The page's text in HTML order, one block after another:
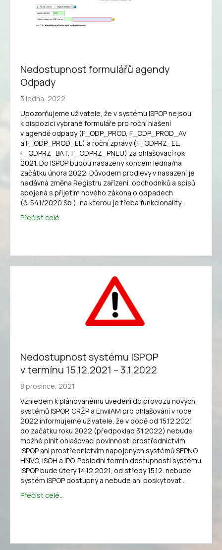
Nedostupnost formulářů agendy
Odpady
3 ledna, 2022
Upozorňujeme uživatele, že v systému ISPOP nejsou
k dispozici vybrané formuláře pro roční hlášení
v agendě odpady (F_ODP_PROD, F_ODP_PROD_AV
a F_ODP_PROD_EL) a roční zprávy (F_ODPRZ_EL,
F_ODPRZ_BAT, F_ODPRZ_PNEU) za ohlašovací rok
2021. Do ISPOP budou nasazeny koncem ledna/na
začátku února 2022. Důvodem prodlevy v nasazení je
nedávná změna Registru zařízení, obchodníků a spisů
spojená s přijetím nového zákona o odpadech
(č. 541/2020 Sb.), na kterou je třeba funkcionality…
Přečíst celé...
Nedostupnost systému ISPOP
v termínu 15.12.2021 – 3.1.2022
8 prosince, 2021
Vzhledem k plánovanému uvedení do provozu nových
systémů ISPOP, CRŽP a EnviIAM pro ohlašování v roce
2022 informujeme uživatele, že v době od 15.12.2021
do začátku roku 2022 (předpoklad 3.1.2022) nebude
možné plnit ohlašovací povinnosti prostřednictvím
ISPOP ani prostřednictvím napojených systémů SEPNO,
HNVO, ISOH a IPO. Poslední termín dostupnosti systému
ISPOP bude úterý 14.12.2021, od středy 15.12. nebude
systém ISPOP dostupný a nebude ani poskytovat…
Přečíst celé...